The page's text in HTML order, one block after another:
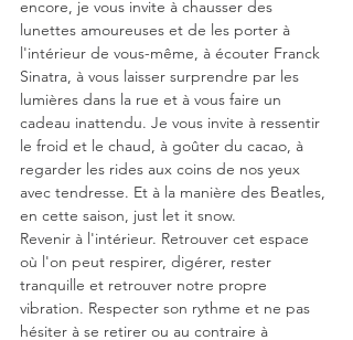
encore, je vous invite à chausser des
lunettes amoureuses et de les porter à
l'intérieur de vous-même, à écouter Franck
Sinatra, à vous laisser surprendre par les
lumières dans la rue et à vous faire un
cadeau inattendu. Je vous invite à ressentir
le froid et le chaud, à goûter du cacao, à
regarder les rides aux coins de nos yeux
avec tendresse. Et à la manière des Beatles,
en cette saison, just let it snow.
Revenir à l'intérieur. Retrouver cet espace
où l'on peut respirer, digérer, rester
tranquille et retrouver notre propre
vibration. Respecter son rythme et ne pas
hésiter à se retirer ou au contraire à